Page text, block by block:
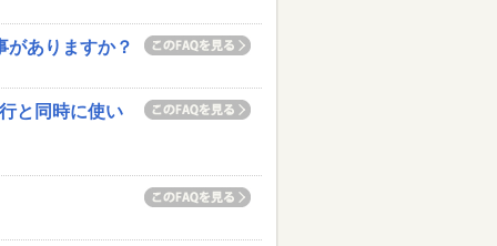
ありますか？
と同時に使い